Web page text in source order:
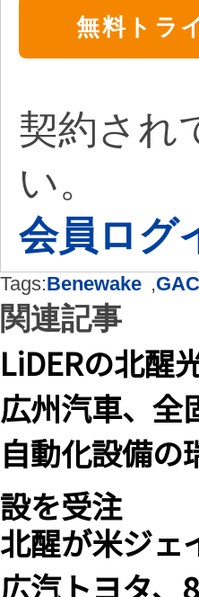
無料トラ
契約され
い。
会員ログ
Tags:Benewake ,GAC
関連記事
LiDERの北醒
広州汽車、全
自動化設備の
設を受注
北醒が米ジェ
広汽トヨタ、